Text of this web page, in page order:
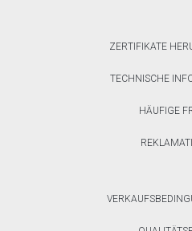
ZERTIFIKATE
TECHNISCHE
HÄUFIGE